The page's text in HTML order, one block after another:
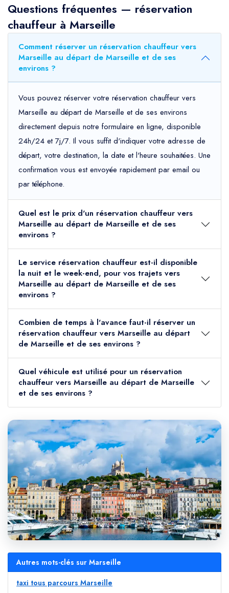
Questions fréquentes — réservation
chauffeur à Marseille
Comment réserver un réservation chauffeur vers
Marseille au départ de Marseille et de ses
environs ?
Vous pouvez réserver votre réservation chauffeur vers
Marseille au départ de Marseille et de ses environs
directement depuis notre formulaire en ligne, disponible
24h/24 et 7j/7. Il vous suffit d'indiquer votre adresse de
départ, votre destination, la date et l'heure souhaitées. Une
confirmation vous est envoyée rapidement par email ou
par téléphone.
Quel est le prix d'un réservation chauffeur vers
Marseille au départ de Marseille et de ses
environs ?
Le service réservation chauffeur est-il disponible
la nuit et le week-end, pour vos trajets vers
Marseille au départ de Marseille et de ses
environs ?
Combien de temps à l'avance faut-il réserver un
réservation chauffeur vers Marseille au départ
de Marseille et de ses environs ?
Quel véhicule est utilisé pour un réservation
chauffeur vers Marseille au départ de Marseille
et de ses environs ?
Autres mots-clés sur Marseille
taxi tous parcours Marseille